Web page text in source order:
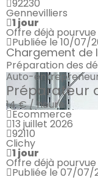
92230
Gennevilliers
1 jour
Offre déjà pourvue
Publiée le 10/07/
Chargement de
Préparation des
Auto-
Préparateur
14 € / heure
Ecommerce
13 juillet 2026
92110
Clichy
1 jour
Offre déjà pourvue
Publiée le 07/07/